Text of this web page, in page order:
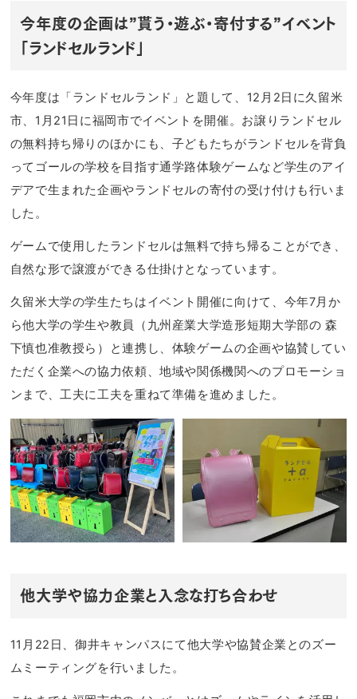
今年度の企画は”貰う・遊ぶ・寄付する”イベント
「ランドセルランド」
今年度は「ランドセルランド」と題して、12月2日に久留米
市、1月21日に福岡市でイベントを開催。お譲りランドセル
の無料持ち帰りのほかにも、子どもたちがランドセルを背負
ってゴールの学校を目指す通学路体験ゲームなど学生のアイ
デアで生まれた企画やランドセルの寄付の受け付けも行いま
した。
ゲームで使用したランドセルは無料で持ち帰ることができ、
自然な形で譲渡ができる仕掛けとなっています。
久留米大学の学生たちはイベント開催に向けて、今年7月か
ら他大学の学生や教員（九州産業大学造形短期大学部の 森
下慎也准教授ら）と連携し、体験ゲームの企画や協賛してい
ただく企業への協力依頼、地域や関係機関へのプロモーショ
ンまで、工夫に工夫を重ねて準備を進めました。
他大学や協力企業と入念な打ち合わせ
11月22日、御井キャンパスにて他大学や協賛企業とのズー
ムミーティングを行いました。